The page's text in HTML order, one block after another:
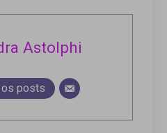
Astolphi
posts